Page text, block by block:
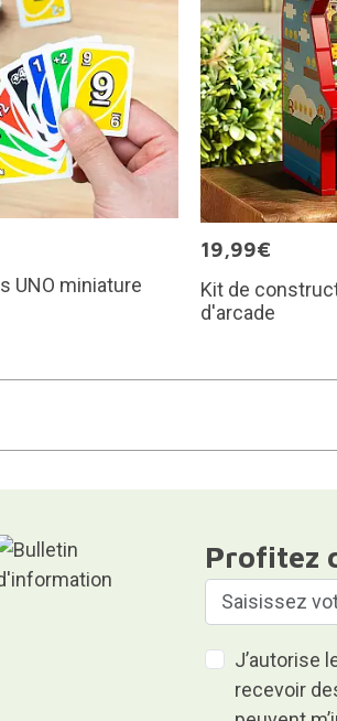
UNO miniature
19,99€
Kit de
d'arcade
Profitez
J’autorise
recevoir